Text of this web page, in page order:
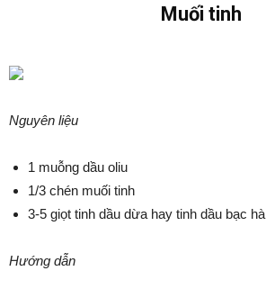
Muối tinh
Nguyên liệu
1 muỗng dầu oliu
1/3 chén muối tinh
3-5 giọt tinh dầu dừa hay tinh dầu bạc hà
Hướng dẫn